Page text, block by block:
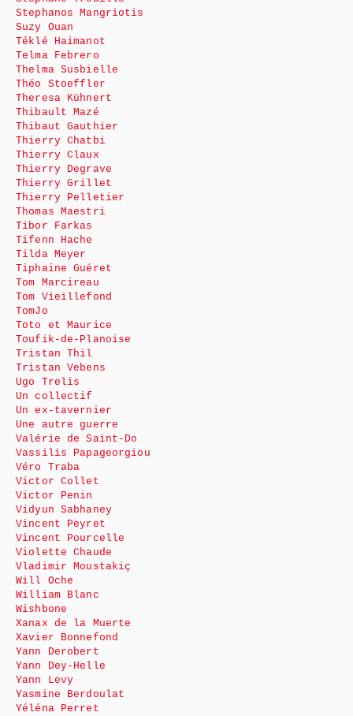
Stephanos Mangriotis
Suzy Ouan
Téklé Haimanot
Telma Febrero
Thelma Susbielle
Théo Stoeffler
Theresa Kühnert
Thibault Mazé
Thibaut Gauthier
Thierry Chatbi
Thierry Claux
Thierry Degrave
Thierry Grillet
Thierry Pelletier
Thomas Maestri
Tibor Farkas
Tifenn Hache
Tilda Meyer
Tiphaine Guéret
Tom Marcireau
Tom Vieillefond
TomJo
Toto et Maurice
Toufik-de-Planoise
Tristan Thil
Tristan Vebens
Ugo Trelis
Un collectif
Un ex-tavernier
Une autre guerre
Valérie de Saint-Do
Vassilis Papageorgiou
Véro Traba
Victor Collet
Victor Penin
Vidyun Sabhaney
Vincent Peyret
Vincent Pourcelle
Violette Chaude
Vladimir Moustakiç
Will Oche
William Blanc
Wishbone
Xanax de la Muerte
Xavier Bonnefond
Yann Derobert
Yann Dey-Helle
Yann Levy
Yasmine Berdoulat
Yéléna Perret